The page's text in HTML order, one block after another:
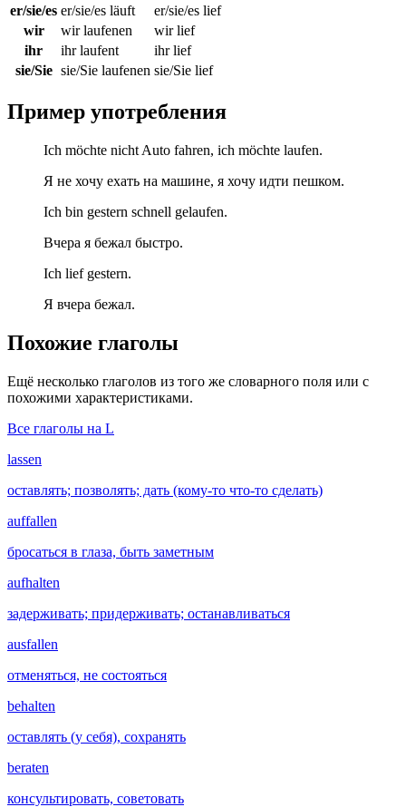
er/sie/es er/sie/es läuft
er/sie/es lief
wir
wir laufenen
wir lief
ihr
ihr laufent
ihr lief
sie/Sie sie/Sie laufenen sie/Sie lief
Пример употребления
Ich möchte nicht Auto fahren, ich möchte laufen.
Я не хочу ехать на машине, я хочу идти пешком.
Ich bin gestern schnell gelaufen.
Вчера я бежал быстро.
Ich lief gestern.
Я вчера бежал.
Похожие глаголы
Ещё несколько глаголов из того же словарного поля или с
похожими характеристиками.
Все глаголы на L
lassen
оставлять; позволять; дать (кому-то что-то сделать)
auffallen
бросаться в глаза, быть заметным
aufhalten
задерживать; придерживать; останавливаться
ausfallen
отменяться, не состояться
behalten
оставлять (у себя), сохранять
beraten
консультировать, советовать